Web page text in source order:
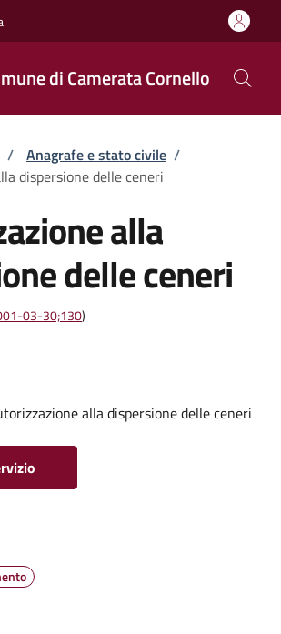
di Camerata Cornello
pane
/ Anagrafe e stato civile /
dispersione delle ceneri
alla
delle ceneri
03-30;130)
alla dispersione delle ceneri